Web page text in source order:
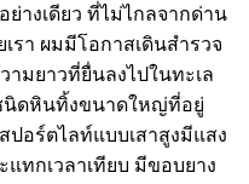
างเดียว ที่ไม่ไกลจากด่าน
รา ผมมีโอกาสเดินสำรวจ
ามยาวที่ยื่นลงไปในทะเล
นิดหินทิ้งขนาดใหญ่ที่อยู่
ปอร์ตไลท์แบบเสาสูงมีแสง
ทกเวลาเทียบ มีขอบยาง